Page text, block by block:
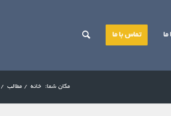
ما تماس با ما
مکان شما: خانه / مطالب /